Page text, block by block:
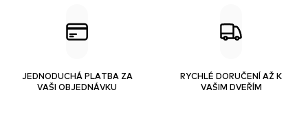
JEDNODUCHÁ PLATBA ZA
VAŠI OBJEDNÁVKU
RYCHLÉ DORUČENÍ AŽ K
VAŠIM DVEŘÍM